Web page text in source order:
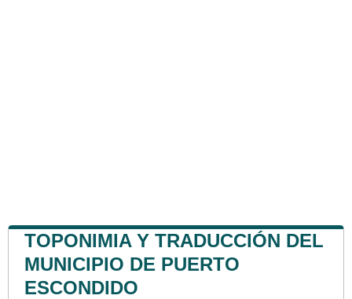
TOPONIMIA Y TRADUCCIÓN DEL
MUNICIPIO DE PUERTO
ESCONDIDO